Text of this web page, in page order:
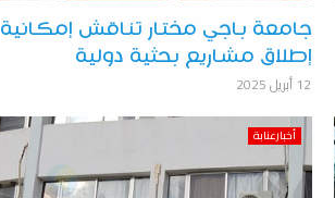
جامعة باجي مختار تناقش إمكانية
إطلاق مشاريع بحثية دولية
12 أبريل 2025
أخبارعنابة